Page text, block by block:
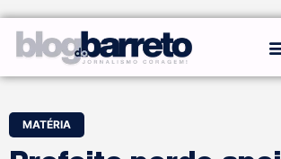
MATÉRIA